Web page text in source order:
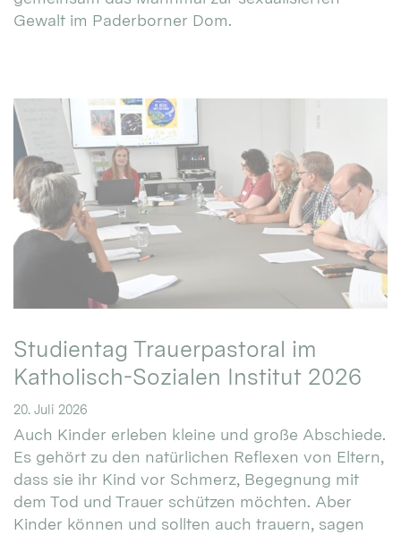
Gewalt im Paderborner Dom.
Studientag Trauerpastoral im
Katholisch-Sozialen Institut 2026
20. Juli 2026
Auch Kinder erleben kleine und große Abschiede.
Es gehört zu den natürlichen Reflexen von Eltern,
dass sie ihr Kind vor Schmerz, Begegnung mit
dem Tod und Trauer schützen möchten. Aber
Kinder können und sollten auch trauern, sagen